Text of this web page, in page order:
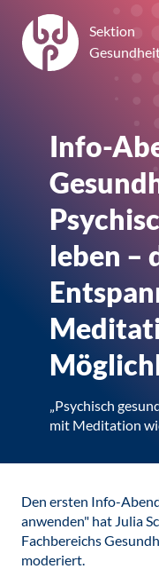
Sektion
Info-
leben –
„Psychisch
mit Meditation
Den ersten Info-
anwenden" hat Julia
Fachbereichs
moderiert.